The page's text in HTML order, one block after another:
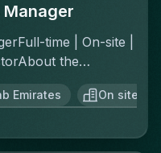
time | On-site |
the
chain for a
across two
fulfillment and
greenfield
Emirates On site